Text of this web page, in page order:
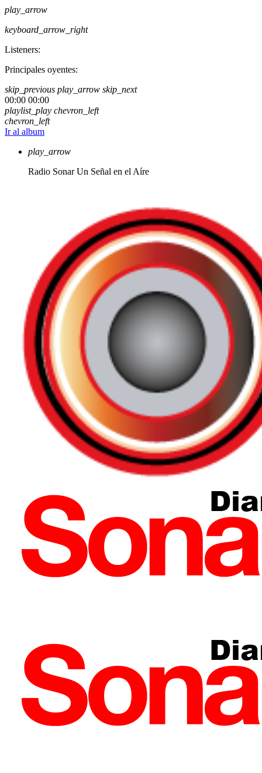
play_arrow
keyboard_arrow_right
Listeners:
Principales oyentes:
skip_previous play_arrow skip_next
00:00 00:00
playlist_play chevron_left
chevron_left
Ir al album
play_arrow
Radio Sonar Un Señal en el Aíre